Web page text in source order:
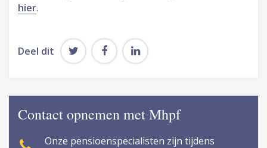
hier.
Deel dit
Contact opnemen met Mhpf
Onze pensioenspecialisten zijn tijdens